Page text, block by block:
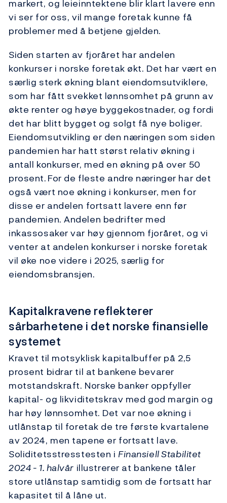
markert, og leieinntektene blir klart lavere enn
vi ser for oss, vil mange foretak kunne få
problemer med å betjene gjelden.
Siden starten av fjoråret har andelen
konkurser i norske foretak økt. Det har vært en
særlig sterk økning blant eiendomsutviklere,
som har fått svekket lønnsomhet på grunn av
økte renter og høye byggekostnader, og fordi
det har blitt bygget og solgt få nye boliger.
Eiendomsutvikling er den næringen som siden
pandemien har hatt størst relativ økning i
antall konkurser, med en økning på over 50
prosent. For de fleste andre næringer har det
også vært noe økning i konkurser, men for
disse er andelen fortsatt lavere enn før
pandemien. Andelen bedrifter med
inkassosaker var høy gjennom fjoråret, og vi
venter at andelen konkurser i norske foretak
vil øke noe videre i 2025, særlig for
eiendomsbransjen.
Kapitalkravene reflekterer
sårbarhetene i det norske finansielle
systemet
Kravet til motsyklisk kapitalbuffer på 2,5
prosent bidrar til at bankene bevarer
motstandskraft. Norske banker oppfyller
kapital- og likviditetskrav med god margin og
har høy lønnsomhet. Det var noe økning i
utlånstap til foretak de tre første kvartalene
av 2024, men tapene er fortsatt lave.
Soliditetsstresstesten iFinansiell Stabilitet
2024 - 1. halvår illustrerer at bankene tåler
store utlånstap samtidig som de fortsatt har
kapasitet til å låne ut.